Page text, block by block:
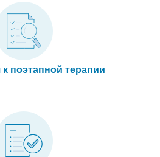
поэтапной терапии